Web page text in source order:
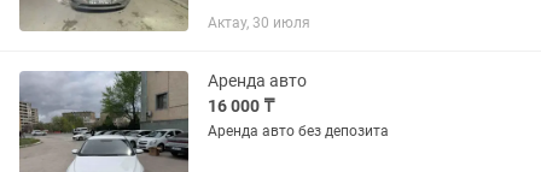
Актау, 30 июля
Аренда авто
16 000 ₸
Аренда авто без депозита